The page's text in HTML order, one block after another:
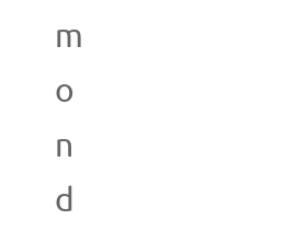
m
o
n
d